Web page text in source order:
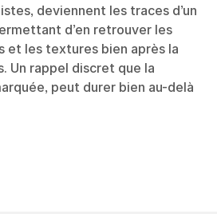
deviennent les traces d’un
d’en retrouver les
et les textures bien après la
Un rappel discret que la
peut durer bien au-delà